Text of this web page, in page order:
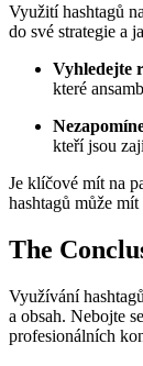
Využití hashtagů
do své strategie a
Vyhledejte
které
kteří jsou
Je klíčové mít na
hashtagů může
The
Využívání
a obsah. Nebojte
profesionálních